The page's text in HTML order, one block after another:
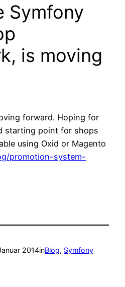
Symfony
is moving
forward. Hoping for
starting point for shops
using Oxid or Magento
promotion-system-
2014inBlog, Symfony